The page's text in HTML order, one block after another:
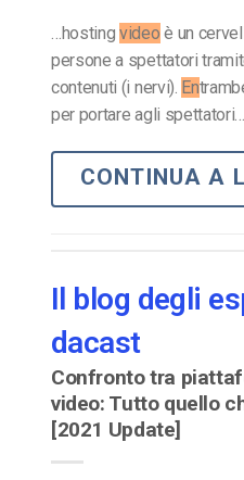
…hostingvideo è un
persone a spettatori
contenuti (i nervi). En
per portare agli spettatori…
CONTINUA A
Il blog degli
dacast
Confronto tra
video: Tutto quello
[2021 Update]